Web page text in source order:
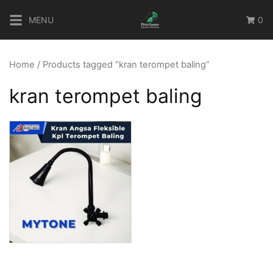
content
MENU 0
Home / Products tagged “kran terompet baling”
kran terompet baling